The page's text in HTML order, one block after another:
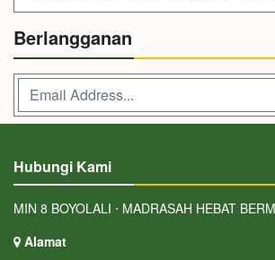
Berlangganan
Hubungi Kami
MIN 8 BOYOLALI ⋅ MADRASAH HEBAT
Alamat